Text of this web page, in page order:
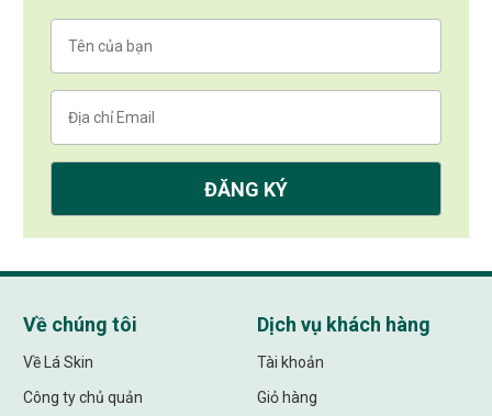
Về chúng tôi
Về Lá Skin
Công ty chủ quản
Dịch vụ khách hàng
Tài khoản
Giỏ hàng